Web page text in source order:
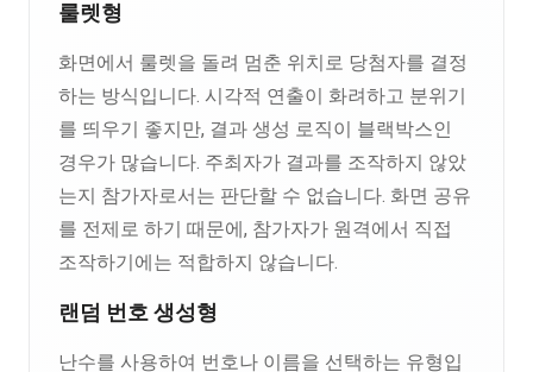
룰렛형
화면에서 룰렛을 돌려 멈춘 위치로 당첨자를 결정
하는 방식입니다. 시각적 연출이 화려하고 분위기
를 띄우기 좋지만, 결과 생성 로직이 블랙박스인
경우가 많습니다. 주최자가 결과를 조작하지 않았
는지 참가자로서는 판단할 수 없습니다. 화면 공유
를 전제로 하기 때문에, 참가자가 원격에서 직접
조작하기에는 적합하지 않습니다.
랜덤 번호 생성형
난수를 사용하여 번호나 이름을 선택하는 유형입